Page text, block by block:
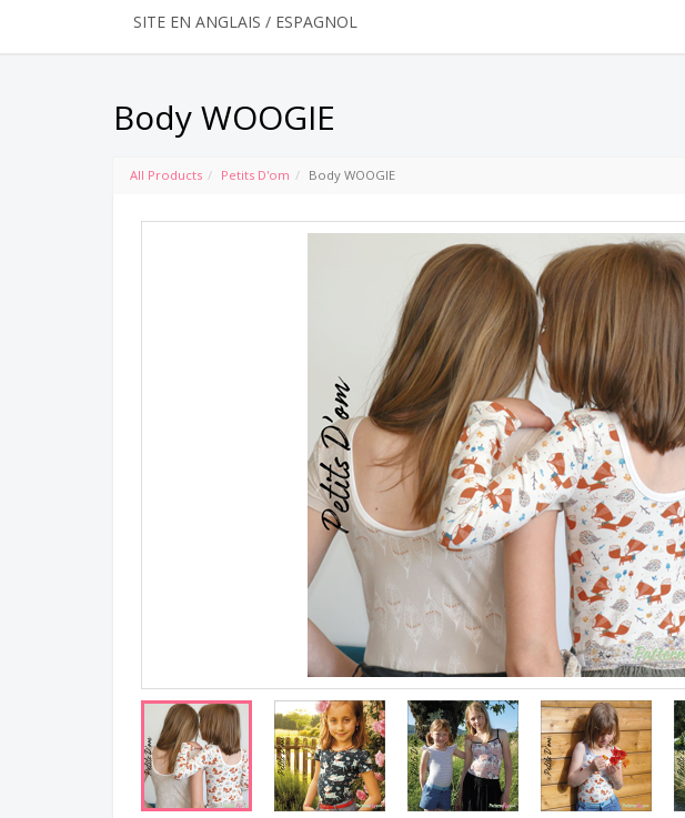
SITE EN ANGLAIS / ESPAGNOL
Body WOOGIE
All Products Petits D'om Body WOOGIE